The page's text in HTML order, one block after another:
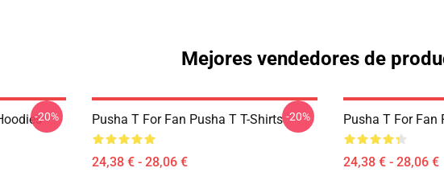
Mejores vendedores de
-20% Pusha T For Fan Pusha T T-Shirts
24,38 € - 28,06 €
-20% Pusha T For Fan
24,38 € - 28,06 €